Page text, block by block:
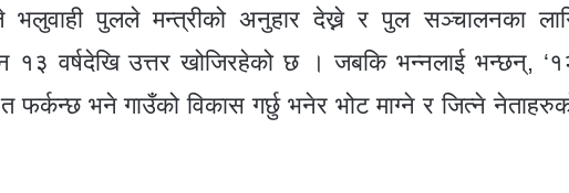
भलुवाही पुलले मन्त्रीको अनुहार देख्ने र पुल सञ्चालनका
१३ वर्षदेखि उत्तर खोजिरहेको छ । जबकि भन्नलाई भन्छन्,
त फर्कन्छ भने गाउँको विकास गर्छु भनेर भोट माग्ने र जित्ने